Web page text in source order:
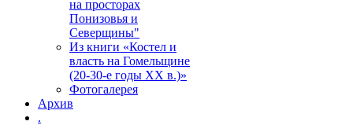
на просторах
Понизовья и
Северщины"
Из книги «Костел и
власть на Гомельщине
(20-30-е годы ХХ в.)»
Фотогалерея
Архив
.